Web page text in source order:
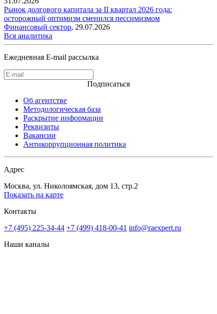
Рынок долгового капитала за II квартал 2026 года:
осторожный оптимизм сменился пессимизмом
Финансовый сектор, 29.07.2026
Вся аналитика
Ежедневная E-mail рассылка
Подписаться
Об агентстве
Методологическая база
Раскрытие информации
Реквизиты
Вакансии
Антикоррупционная политика
Адрес
Москва, ул. Николоямская, дом 13, стр.2
Показать на карте
Контакты
+7 (495) 225-34-44 +7 (499) 418-00-41 info@raexpert.ru
Наши каналы